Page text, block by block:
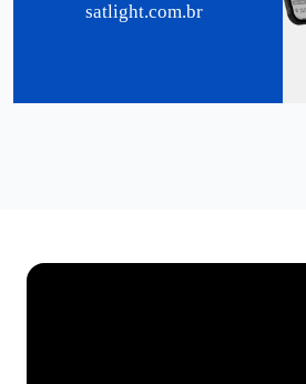
satlight.com.br